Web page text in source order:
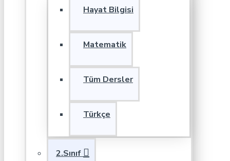
Hayat Bilgisi
Matematik
Tüm Dersler
Türkçe
2.Sınıf